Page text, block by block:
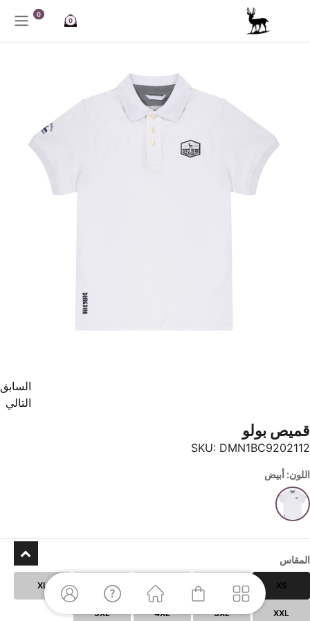
تخطي للذهاب إلى المحتوى
0
0
السابق
التالي
قميص بولو
SKU: DMN1BC9202112
اللون: أبيض
المقاس
XS
M
XL
XXL
3XL
4XL
5XL